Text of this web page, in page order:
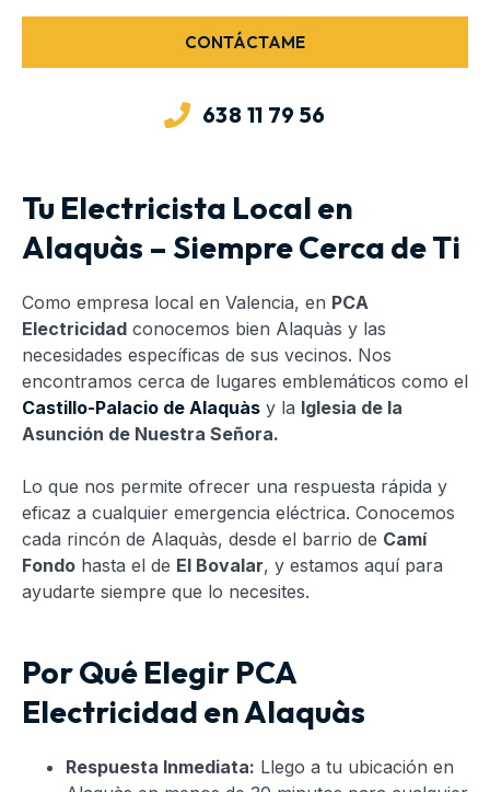
CONTÁCTAME
638 11 79 56
Tu Electricista Local en
Alaquàs – Siempre Cerca de Ti
Como empresa local en Valencia, en PCA
Electricidad conocemos bien Alaquàs y las
necesidades específicas de sus vecinos. Nos
encontramos cerca de lugares emblemáticos como el
Castillo-Palacio de Alaquàs y la Iglesia de la
Asunción de Nuestra Señora.
Lo que nos permite ofrecer una respuesta rápida y
eficaz a cualquier emergencia eléctrica. Conocemos
cada rincón de Alaquàs, desde el barrio de Camí
Fondo hasta el de El Bovalar, y estamos aquí para
ayudarte siempre que lo necesites.
Por Qué Elegir PCA
Electricidad en Alaquàs
Respuesta Inmediata: Llego a tu ubicación en